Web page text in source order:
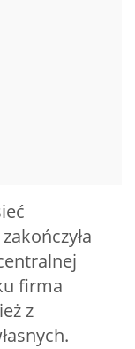
firma
z